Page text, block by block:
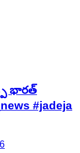
భారత్
#jadeja